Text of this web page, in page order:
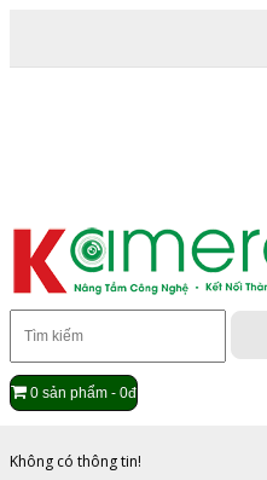
0 sản phẩm - 0đ
Không có thông tin!